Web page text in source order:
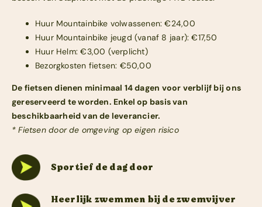
Huur Mountainbike volwassenen: €24,00
Huur Mountainbike jeugd (vanaf 8 jaar): €17,50
Huur Helm: €3,00 (verplicht)
Bezorgkosten fietsen: €50,00
De fietsen dienen minimaal 14 dagen voor verblijf bij ons
gereserveerd te worden. Enkel op basis van
beschikbaarheid van de leverancier.
* Fietsen door de omgeving op eigen risico
Sportief de dag door
Heerlijk zwemmen bij de zwemvijver